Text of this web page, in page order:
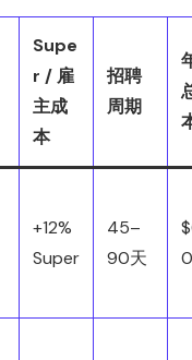
Supe
r / 雇
主成
本
招聘
周期
+12%
Super
45–
90天